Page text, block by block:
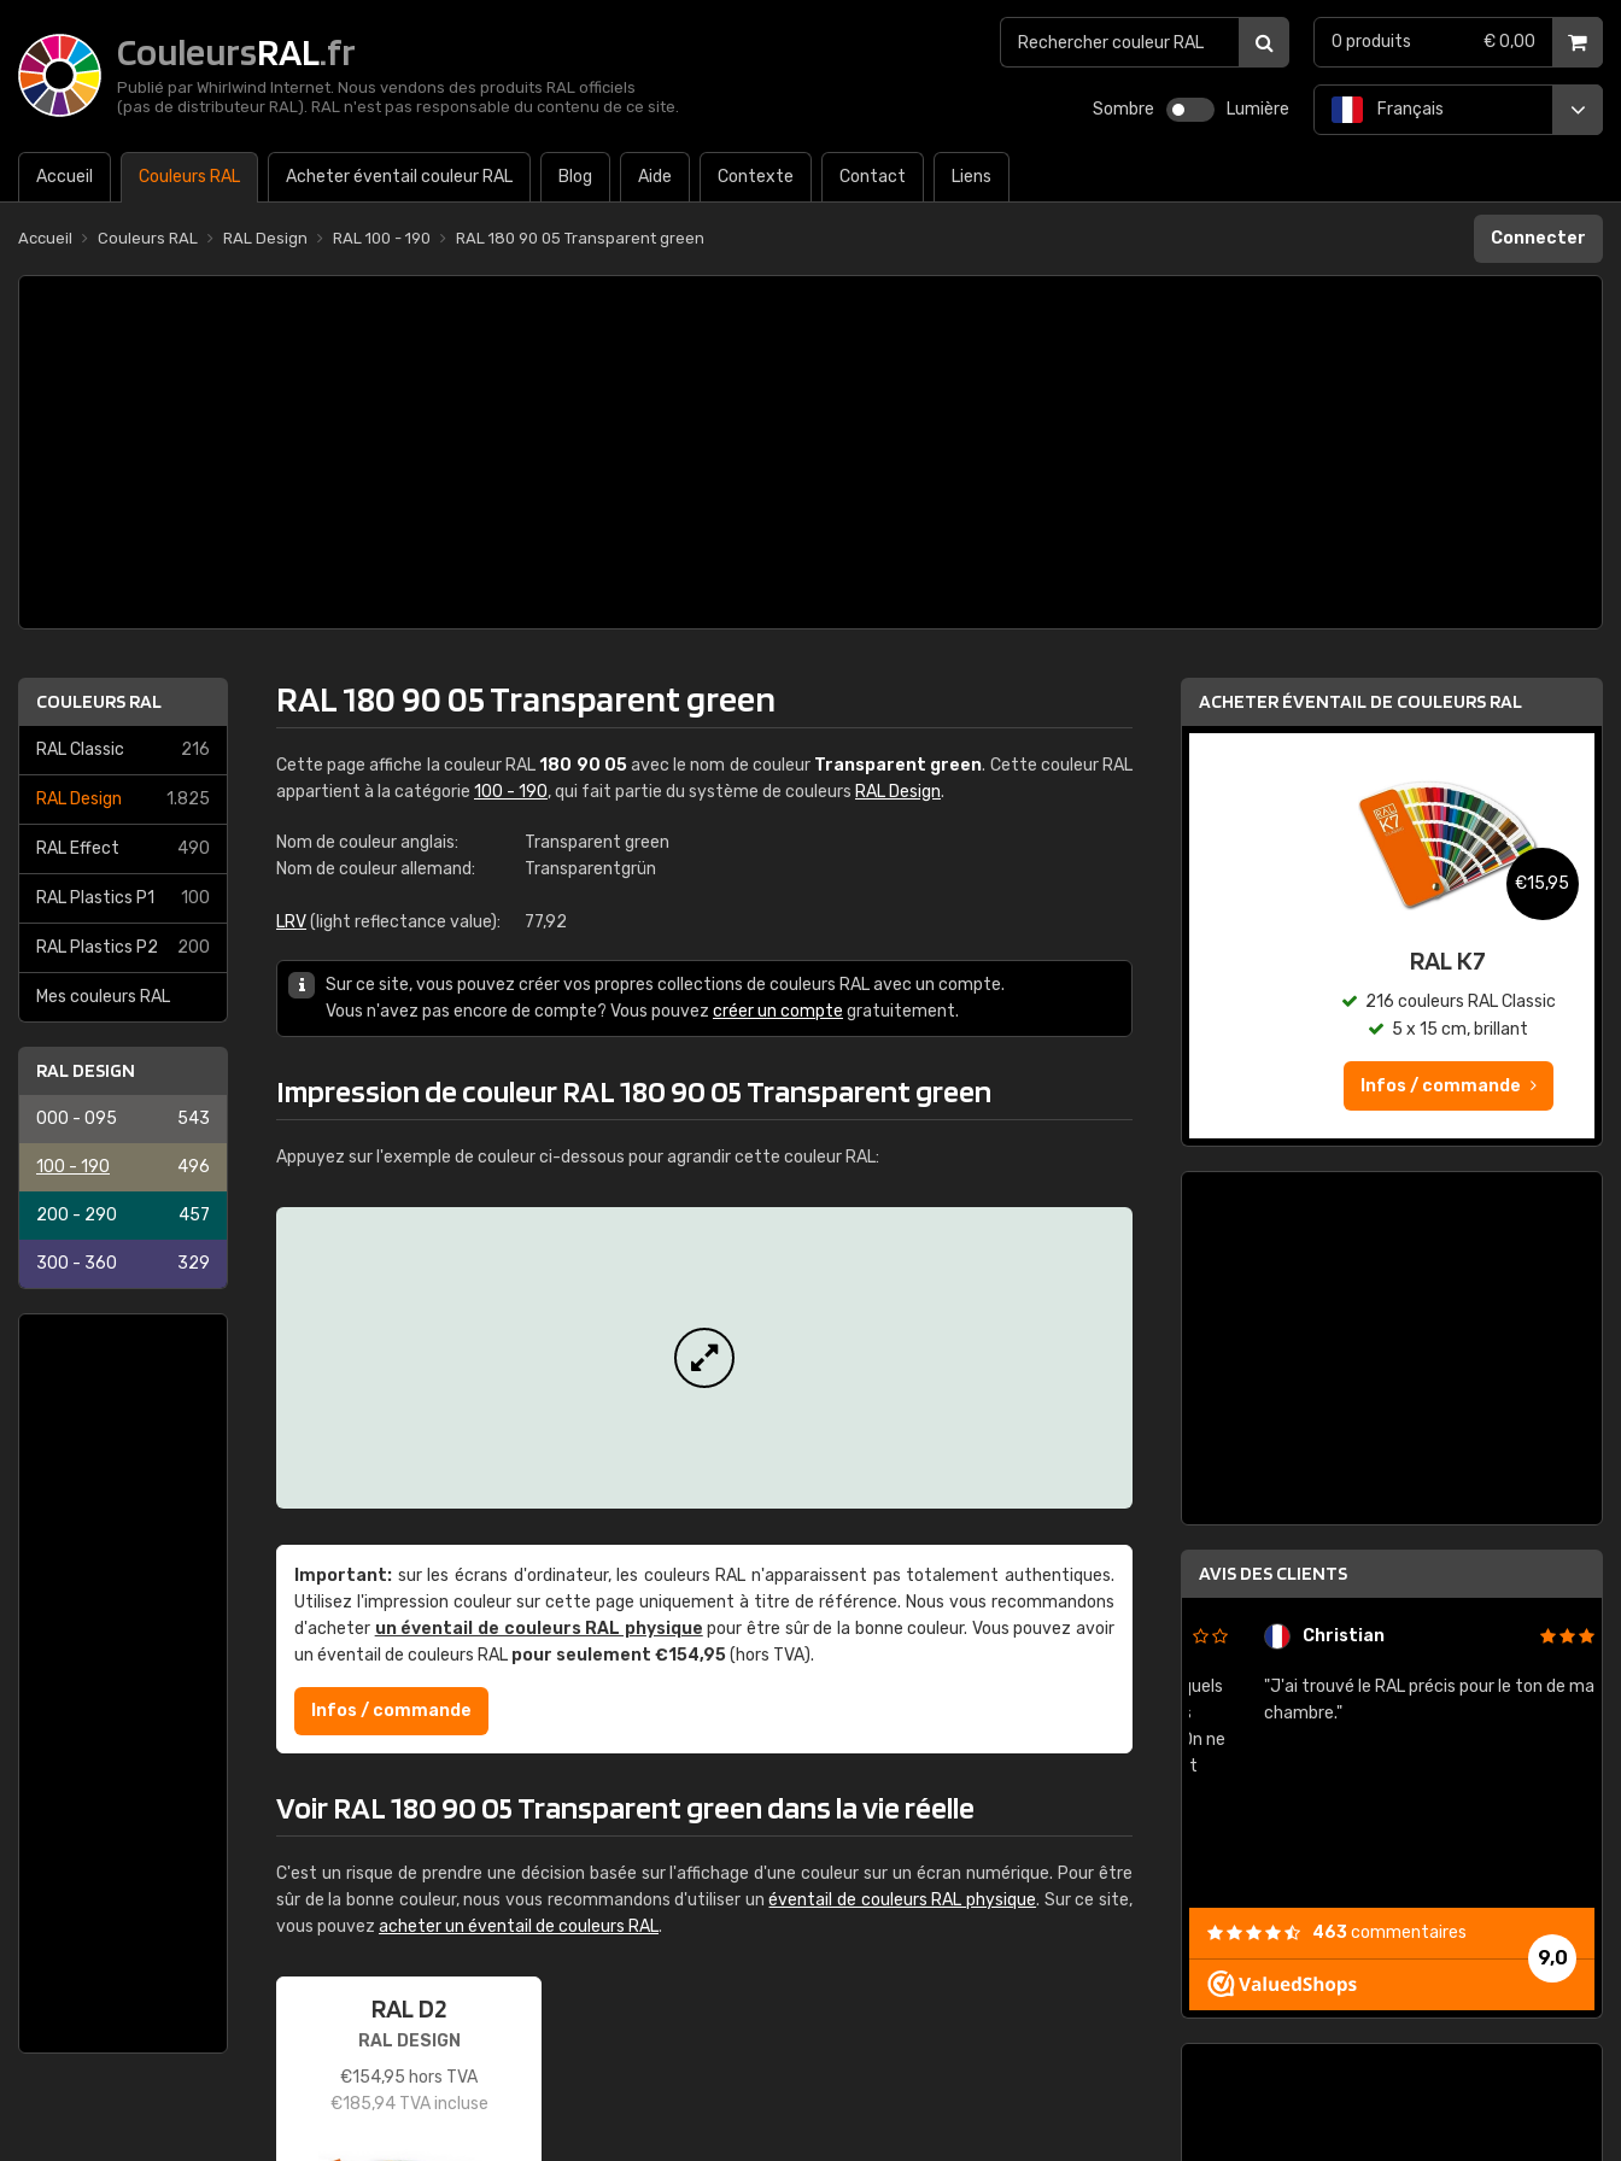
CouleursRAL.fr
Publié par Whirlwind Internet. Nous vendons des produits RAL officiels
(pas de distributeur RAL). RAL n'est pas responsable du contenu de ce site.
Sombre Lumière
Accueil Couleurs RAL Acheter éventail couleur RAL Blog Aide Contexte Contact Liens
Français
0 produits € 0,00
Accueil Couleurs RAL RAL Design RAL 100 - 190 RAL 180 90 05 Transparent green Connecter
COULEURS RAL
RAL Classic 216
RAL Design 1.825
RAL Effect 490
RAL Plastics P1 100
RAL Plastics P2 200
Mes couleurs RAL
RAL DESIGN
000 - 095 543
100 - 190 496
200 - 290 457
300 - 360 329
RAL 180 90 05 Transparent green
Cette page affiche la couleur RAL180 90 05avec le nom de couleur Transparent green. Cette couleur RAL
appartient à la catégorie 100 - 190, qui fait partie du système de couleurs RAL Design.
Nom de couleur anglais:
Transparent green
Nom de couleur allemand:
Transparentgrün
LRV(light reflectance value): 77,92
Sur ce site, vous pouvez créer vos propres collections de couleurs RAL avec un compte.
Vous n'avez pas encore de compte? Vous pouvez créer un compte gratuitement.
Impression de couleur RAL 180 90 05 Transparent green
Appuyez sur l'exemple de couleur ci-dessous pour agrandir cette couleur RAL:
Important: sur les écrans d'ordinateur, les couleurs RAL n'apparaissent pas totalement authentiques.
Utilisez l'impression couleur sur cette page uniquement à titre de référence. Nous vous recommandons
d'acheter un éventail de couleurs RAL physique pour être sûr de la bonne couleur. Vous pouvez avoir
un éventail de couleurs RAL pour seulement €154,95(hors TVA).
Infos / commande
Voir RAL 180 90 05 Transparent green dans la vie réelle
C'est un risque de prendre une décision basée sur l'affichage d'une couleur sur un écran numérique. Pour être
sûr de la bonne couleur, nous vous recommandons d'utiliser unéventail de couleurs RAL physique. Sur ce site,
vous pouvez acheter un éventail de couleurs RAL.
RAL D2
RAL DESIGN
€154,95 hors TVA
€185,94TVA incluse
ACHETER ÉVENTAIL DE COULEURS RAL
RAL K7 à base d'eau
216 couleurs RAL Classic
Infos / commande
€15,95
RAL K7
216 couleurs RAL Classic
5 x 15 cm, brillant
Infos / commande
AVIS DES CLIENTS
Guillaume Euvrard Christian
"J'ai trouvé le RAL précis pour le ton de ma
chambre."
9,0
463commentaires